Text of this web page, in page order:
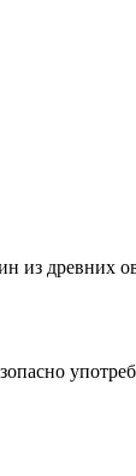
из древних